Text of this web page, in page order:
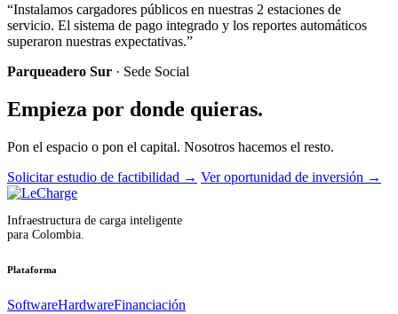
“Instalamos cargadores públicos en nuestras 2 estaciones de
servicio. El sistema de pago integrado y los reportes automáticos
superaron nuestras expectativas.”
Parqueadero Sur · Sede Social
Empieza por donde quieras.
Pon el espacio o pon el capital. Nosotros hacemos el resto.
Solicitar estudio de factibilidad → Ver oportunidad de inversión →
Infraestructura de carga inteligente
para Colombia.
Plataforma
SoftwareHardwareFinanciación